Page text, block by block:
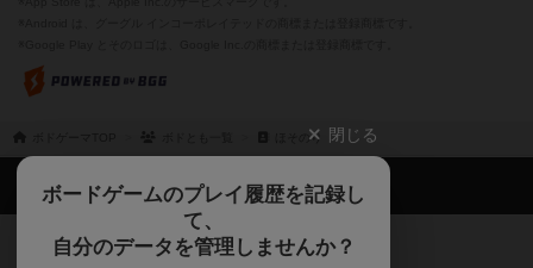
ほそのり 閉じる
ボードゲームのプレイ履歴を記録し
て、
自分のデータを管理しませんか？
ボドゲーマTOP
ボードゲームを検索する